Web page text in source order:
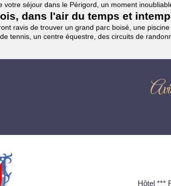
séjour dans le Périgord, un moment
dans l'air du temps et
ravis de trouver un grand parc boisé, une
tennis, un centre équestre, des circuits de
Hôtel ***